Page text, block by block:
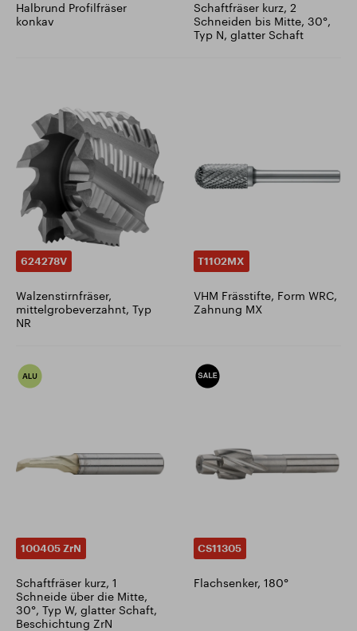
Halbrund Profilfräser
konkav
Schaftfräser kurz, 2
Schneiden bis Mitte, 30°,
Typ N, glatter Schaft
624278V
Walzenstirnfräser,
mittelgrobeverzahnt, Typ
NR
T1102MX
VHM Frässtifte, Form WRC,
Zahnung MX
100405 ZrN
Schaftfräser kurz, 1
Schneide über die Mitte,
30°, Typ W, glatter Schaft,
Beschichtung ZrN
CS11305
Flachsenker, 180°